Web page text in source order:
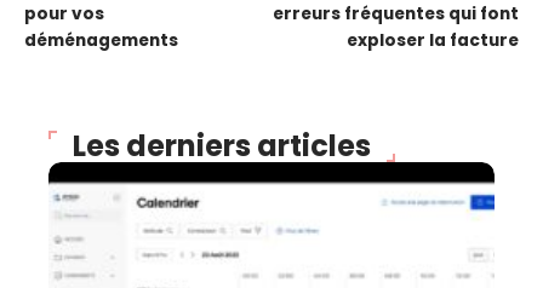
pour vos
déménagements
erreurs fréquentes qui font
exploser la facture
Les derniers articles